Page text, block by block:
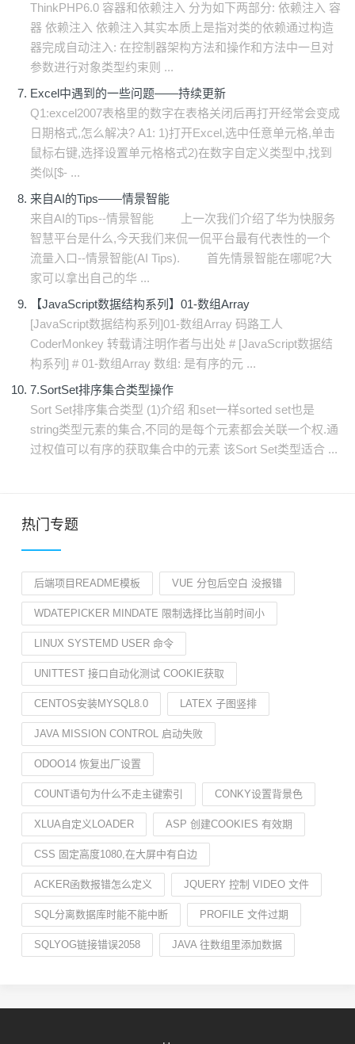
ThinkPHP6.0 容器和依赖注入 分为如下两部分: 依赖注入 容
器 依赖注入 依赖注入其实本质上是指对类的依赖通过构造
器完成自动注入: 在控制器架构方法和操作和方法中一旦对
参数进行对象类型约束则 ...
Excel中遇到的一些问题——持续更新
Q1:excel2007表格里的数字在表格关闭后再打开经常会变成
日期格式,怎么解决? A1: 1)打开Excel,选中任意单元格,单击
鼠标右键,选择设置单元格格式2)在数字自定义类型中,找到
类似[$- ...
来自AI的Tips——情景智能
来自AI的Tips--情景智能 上一次我们介绍了华为快服务
智慧平台是什么,今天我们来侃一侃平台最有代表性的一个
流量入口--情景智能(AI Tips). 首先情景智能在哪呢?大
家可以拿出自己的华 ...
【JavaScript数据结构系列】01-数组Array
[JavaScript数据结构系列]01-数组Array 码路工人
CoderMonkey 转载请注明作者与出处 # [JavaScript数据结
构系列] # 01-数组Array 数组: 是有序的元 ...
7.SortSet排序集合类型操作
Sort Set排序集合类型 (1)介绍 和set一样sorted set也是
string类型元素的集合,不同的是每个元素都会关联一个权.通
过权值可以有序的获取集合中的元素 该Sort Set类型适合 ...
热门专题
后端项目README模板 VUE 分包后空白 没报错
WDATEPICKER MINDATE 限制选择比当前时间小
LINUX SYSTEMD USER 命令
UNITTEST 接口自动化测试 COOKIE获取
CENTOS安装MYSQL8.0 LATEX 子图竖排
JAVA MISSION CONTROL 启动失败
ODOO14 恢复出厂设置
COUNT语句为什么不走主键索引 CONKY设置背景色
XLUA自定义LOADER ASP 创建COOKIES 有效期
CSS 固定高度1080,在大屏中有白边
ACKER函数报错怎么定义 JQUERY 控制 VIDEO 文件
SQL分离数据库时能不能中断 PROFILE 文件过期
SQLYOG链接错误2058 JAVA 往数组里添加数据